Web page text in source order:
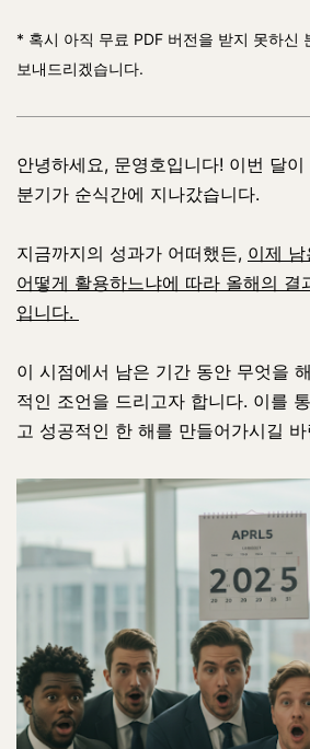
* 혹시 아직 무료 PDF 버전을 받지 못하신
보내드리겠습니다.
안녕하세요, 문영호입니다! 이번 달
분기가 순식간에 지나갔습니다.
지금까지의 성과가 어떠했든, 이제
어떻게 활용하느냐에 따라 올해의 결
입니다.
이 시점에서 남은 기간 동안 무엇을
적인 조언을 드리고자 합니다. 이를
고 성공적인 한 해를 만들어가시길 바